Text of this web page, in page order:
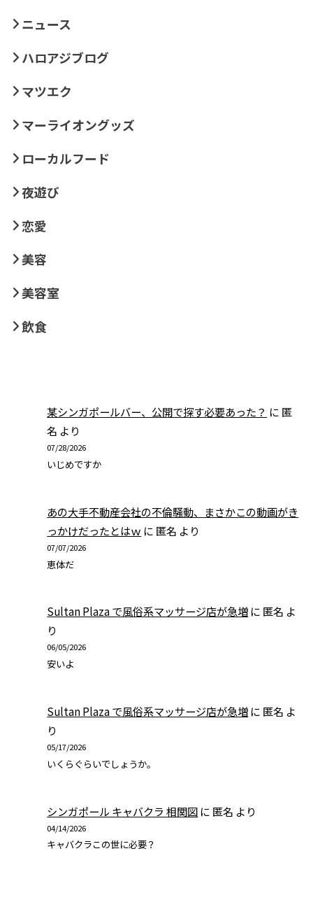
ニュース
ハロアジブログ
マツエク
マーライオングッズ
ローカルフード
夜遊び
恋愛
美容
美容室
飲食
某シンガポールバー、公開で探す必要あった？ に 匿
名 より
07/28/2026
いじめですか
あの大手不動産会社の不倫騒動、まさかこの動画がき
っかけだったとはｗ に 匿名 より
07/07/2026
恵体だ
Sultan Plaza で風俗系マッサージ店が急増 に 匿名 よ
り
06/05/2026
安いよ
Sultan Plaza で風俗系マッサージ店が急増 に 匿名 よ
り
05/17/2026
いくらぐらいでしょうか。
シンガポール キャバクラ 相関図 に 匿名 より
04/14/2026
キャバクラこの世に必要？